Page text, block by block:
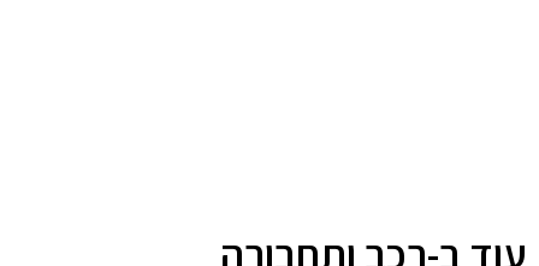
עוד ב-רכב ותחבורה